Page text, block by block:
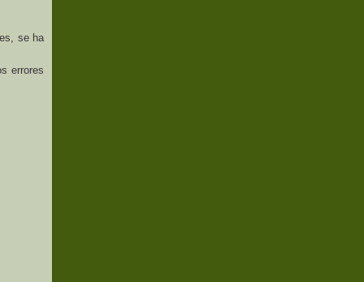
se ha
errores